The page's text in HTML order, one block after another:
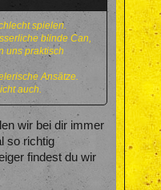
spielen.
blinde Can,
uns praktisch
Ansätze.
auch.
wir bei dir immer
so richtig
findest du wir